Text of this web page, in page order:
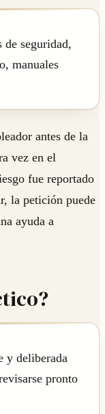
de seguridad,
manuales
antes de la
vez en el
fue reportado
la petición puede
ayuda a
y deliberada
pronto